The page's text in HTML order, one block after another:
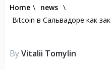
Home \ news \
Bitcoin в Сальвадоре как
ByVitalii Tomylin